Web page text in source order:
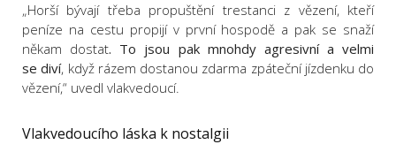
„Horší bývají třeba propuštění trestanci z vězení, kteří
peníze na cestu propijí v první hospodě a pak se snaží
někam dostat. To jsou pak mnohdy agresivní a velmi
se diví, když rázem dostanou zdarma zpáteční jízdenku do
vězení,“ uvedl vlakvedoucí.
Vlakvedoucího láska k nostalgii